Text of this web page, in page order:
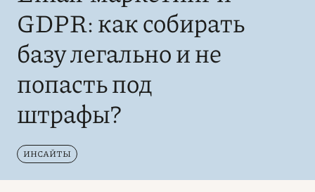
GDPR: как собирать
базу легально и не
попасть под
штрафы?
ИНСАЙТЫ